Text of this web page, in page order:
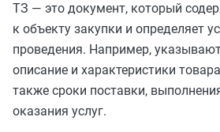
ТЗ — это документ, который
к объекту закупки и определяет
проведения. Например,
описание и характеристики
также сроки поставки,
оказания услуг.